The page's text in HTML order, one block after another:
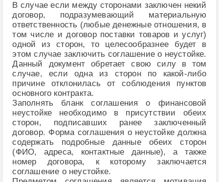
В случае если между сторонами заключен некий
договор, подразумевающий материальную
ответственность (любые денежные отношения, в
том числе и договор поставки товаров и услуг)
одной из сторон, то целесообразнее будет в
этом случае заключить соглашение о неустойке.
Данный документ обретает свою силу в том
случае, если одна из сторон по какой-либо
причине отклонилась от соблюдения пунктов
основного контракта.
Заполнять бланк соглашения о финансовой
неустойке необходимо в присутствии обеих
сторон, подписавших ранее заключенный
договор. Форма соглашения о неустойке должна
содержать подробные данные обеих сторон
(ФИО, адреса, контактные данные), а также
номер договора, к которому заключается
соглашение о неустойке.